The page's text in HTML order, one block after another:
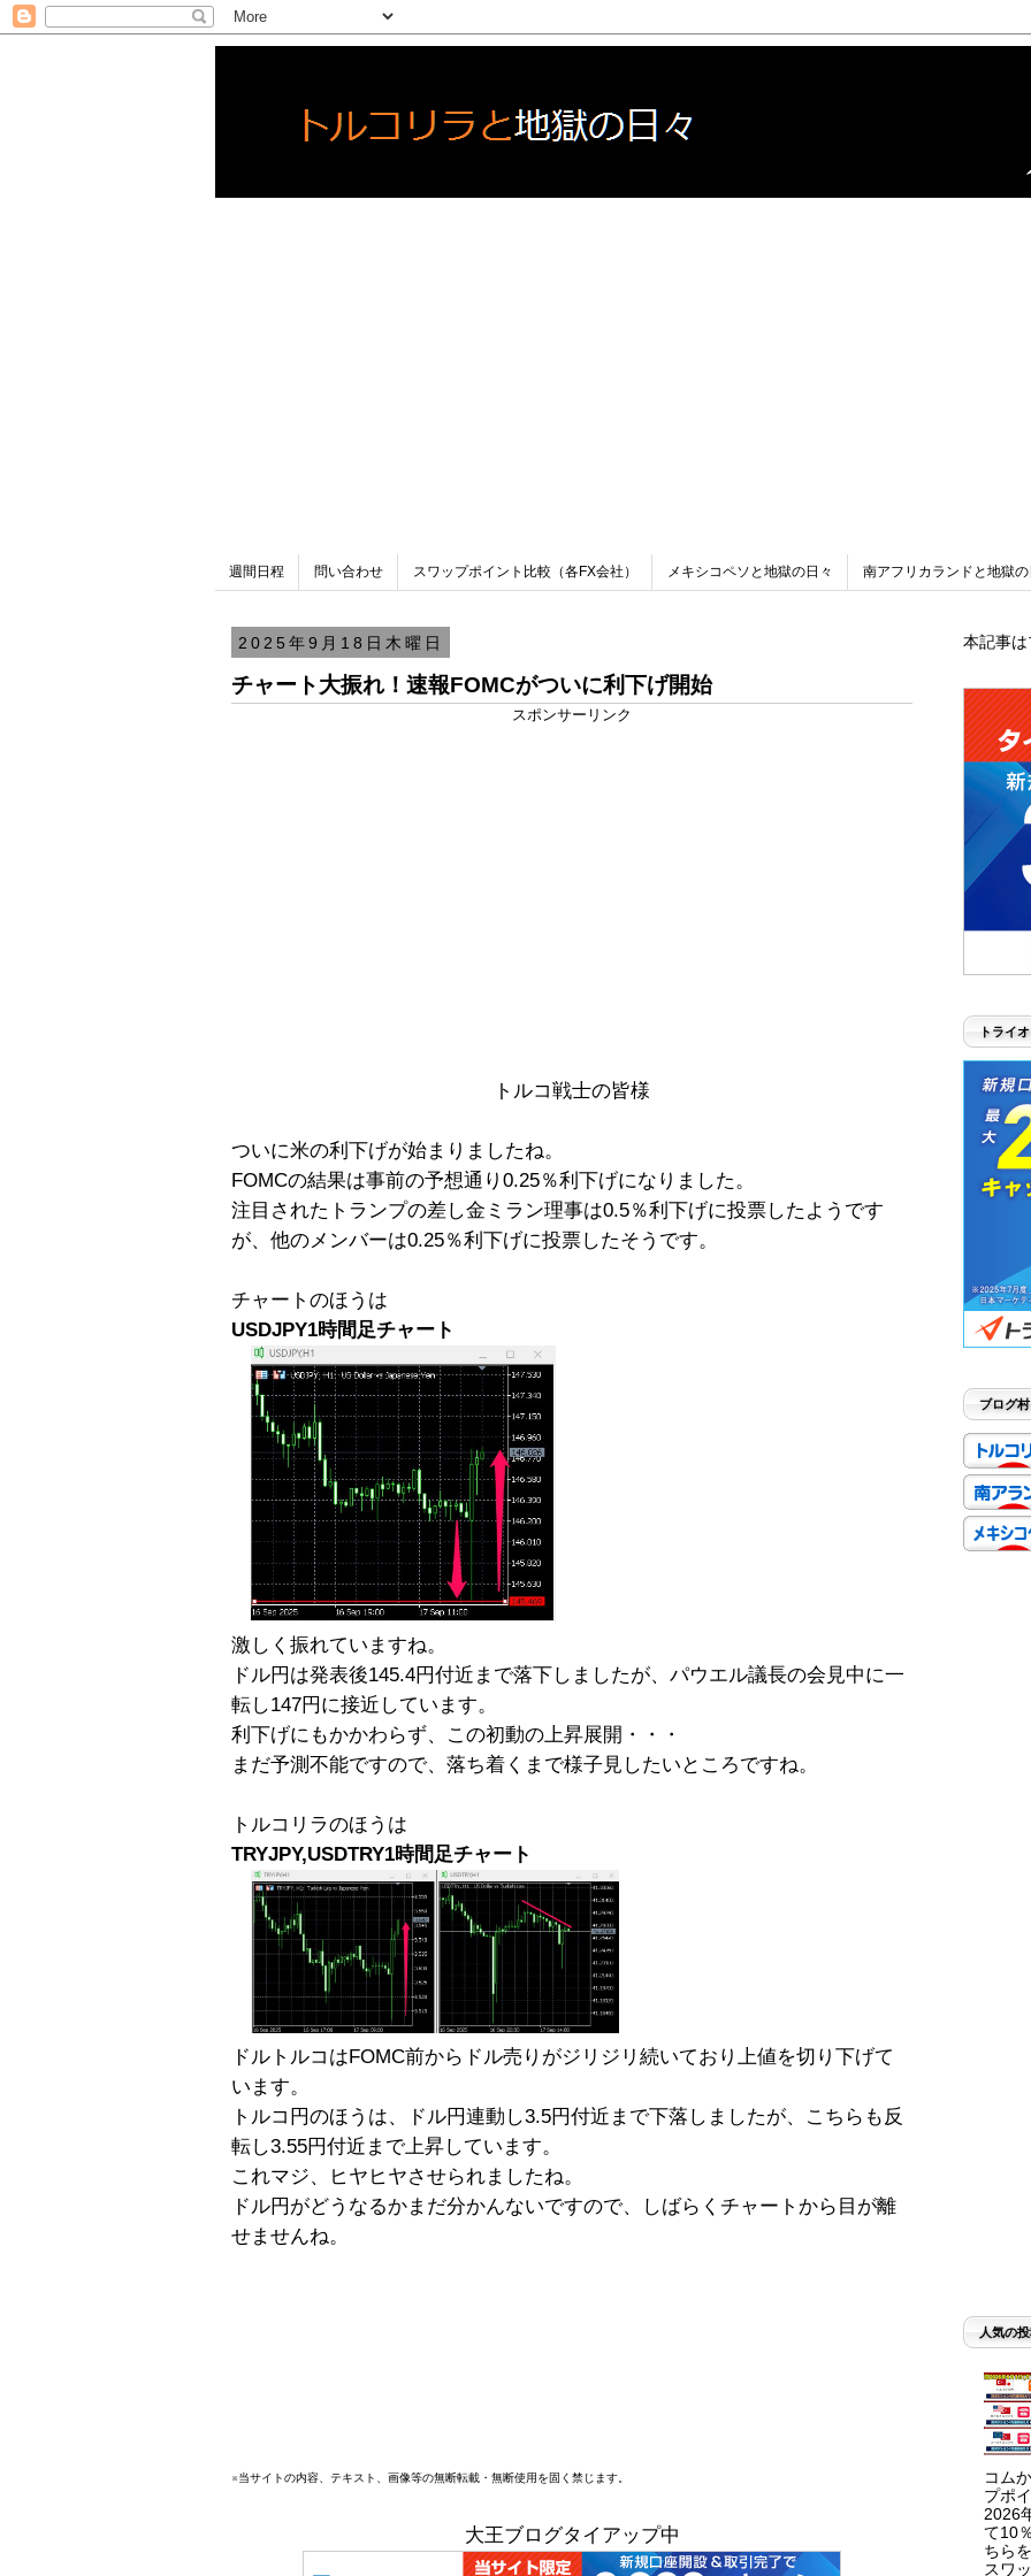
週間日程 問い合わせ スワップポイント比較（各FX会社） メキシコペソと地獄の日々 南アフリカランドと地獄
2025年9月18日木曜日
チャート大振れ！速報FOMCがついに利下げ開始
スポンサーリンク
トルコ戦士の皆様
ついに米の利下げが始まりましたね。
FOMCの結果は事前の予想通り0.25％利下げになりました。
注目されたトランプの差し金ミラン理事は0.5％利下げに投票したようです
が、他のメンバーは0.25％利下げに投票したそうです。
チャートのほうは
USDJPY1時間足チャート
激しく振れていますね。
ドル円は発表後145.4円付近まで落下しましたが、パウエル議長の会見中に一
転し147円に接近しています。
利下げにもかかわらず、この初動の上昇展開・・・
まだ予測不能ですので、落ち着くまで様子見したいところですね。
トルコリラのほうは
TRYJPY,USDTRY1時間足チャート
ドルトルコはFOMC前からドル売りがジリジリ続いており上値を切り下げて
います。
トルコ円のほうは、ドル円連動し3.5円付近まで下落しましたが、こちらも反
転し3.55円付近まで上昇しています。
これマジ、ヒヤヒヤさせられましたね。
ドル円がどうなるかまだ分かんないですので、しばらくチャートから目が離
せませんね。
※当サイトの内容、テキスト、画像等の無断転載・無断使用を固く禁じます。
大王ブログタイアップ中
本記事
トライ
ブログ村
人気の
コム
プポ
2026
て10
ちら
スワ